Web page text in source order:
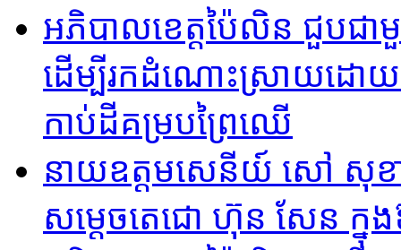
អភិបាលខេត្តប៉ៃលិន ជួបជា
ដើម្បីរកដំណោះស្រាយដោយស
កាប់ដីគម្របព្រៃឈើ
នាយឧត្តមសេនីយ៍ សៅ សុខា
សម្ដេចតេជោ ហ៊ុន សែន ក្នុ